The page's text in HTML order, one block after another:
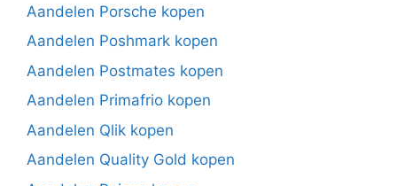
Aandelen Porsche kopen
Aandelen Poshmark kopen
Aandelen Postmates kopen
Aandelen Primafrio kopen
Aandelen Qlik kopen
Aandelen Quality Gold kopen